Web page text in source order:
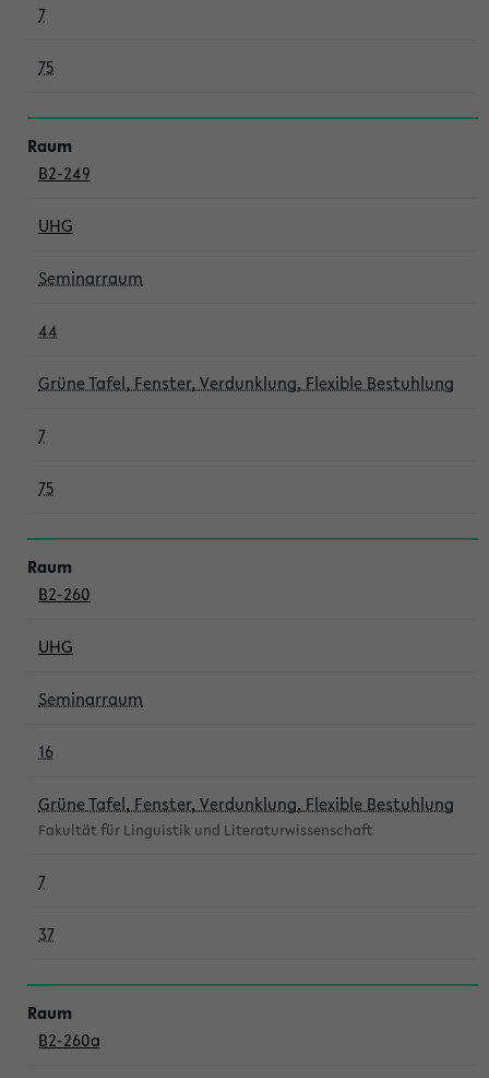
7
75
B2-249
UHG
Seminarraum
44
Grüne Tafel, Fenster, Verdunklung, Flexible Bestuhlung
7
75
B2-260
UHG
Seminarraum
16
Grüne Tafel, Fenster, Verdunklung, Flexible Bestuhlung
Fakultät für Linguistik und Literaturwissenschaft
7
37
B2-260a